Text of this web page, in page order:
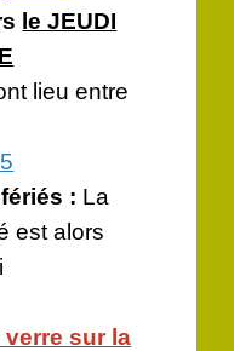
le JEUDI
lieu entre
: La
est alors
sur la